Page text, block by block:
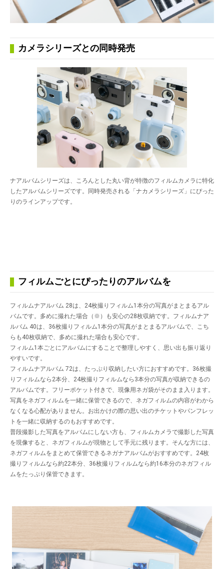
カメラシリーズとの同時発売
ナアルバムシリーズは、ころんとした丸い背が特徴のフィルムカメラに特化
したアルバムシリーズです。同時発売される「ナカメラシリーズ」にぴった
りのラインアップです。
フィルムごとにぴったりのアルバムを
フィルムナアルバム 28は、24枚撮りフィルム1本分の写真がまとまるアル
バムです。多めに撮れた場合（※）も安心の28枚収納です。フィルムナア
ルバム 40は、36枚撮りフィルム1本分の写真がまとまるアルバムで、こち
らも40枚収納で、多めに撮れた場合も安心です。
フィルム1本ごとにアルバムにすることで整理しやすく、思い出も振り返り
やすいです。
フィルムナアルバム 72は、たっぷり収納したい方におすすめです。36枚撮
りフィルムなら2本分、24枚撮りフィルムなら3本分の写真が収納できるの
アルバムです。フリーポケット付きで、現像用ネガ袋がそのまま入ります。
写真をネガフィルムを一緒に保管できるので、ネガフィルムの内容がわから
なくなる心配がありません。お出かけの際の思い出のチケットやパンフレッ
トを一緒に収納するのもおすすめです。
普段撮影した写真をアルバムにしない方も、フィルムカメラで撮影した写真
を現像すると、ネガフィルムが現物として手元に残ります。そんな方には、
ネガフィルムをまとめて保管できるネガナアルバムがおすすめです。24枚
撮りフィルムなら約22本分、36枚撮りフィルムなら約16本分のネガフィル
ムをたっぷり保管できます。